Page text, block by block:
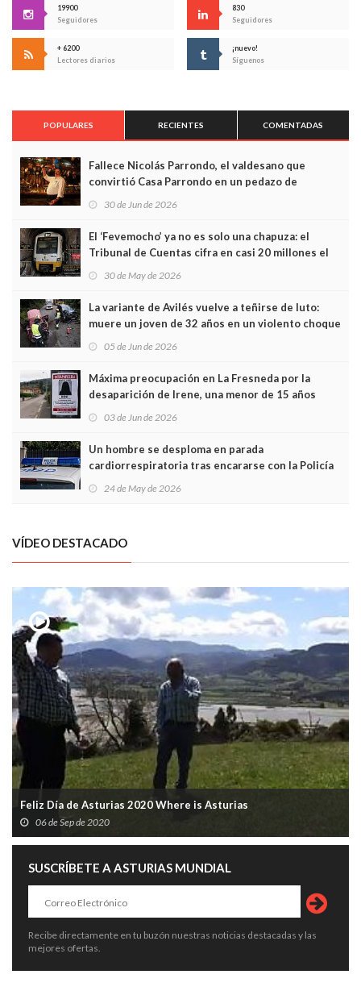
19900
Seguidores
830
Seguidores
+ 6200
Lectores diarios
¡nuevo!
Síguenos
POPULARES RECIENTES COMENTADAS
Fallece Nicolás Parrondo, el valdesano que
convirtió Casa Parrondo en un pedazo de
Asturias en Madrid
30 de Jun de 2026
El ‘Fevemocho’ ya no es solo una chapuza: el
Tribunal de Cuentas cifra en casi 20 millones el
sobrecoste de los trenes que no cabían por los
30 de May de 2026
La variante de Avilés vuelve a teñirse de luto:
muere un joven de 32 años en un violento choque
frontal
05 de Jun de 2026
Máxima preocupación en La Fresneda por la
desaparición de Irene, una menor de 15 años
03 de Jun de 2026
Un hombre se desploma en parada
cardiorrespiratoria tras encararse con la Policía
Local en Luanco
24 de May de 2026
VÍDEO DESTACADO
Feliz Día de Asturias 2020 Where is Asturias
06 de Sep de 2020
SUSCRÍBETE A ASTURIAS MUNDIAL
Recibe directamente en tu buzón nuestras noticias destacadas y las
mejores ofertas.